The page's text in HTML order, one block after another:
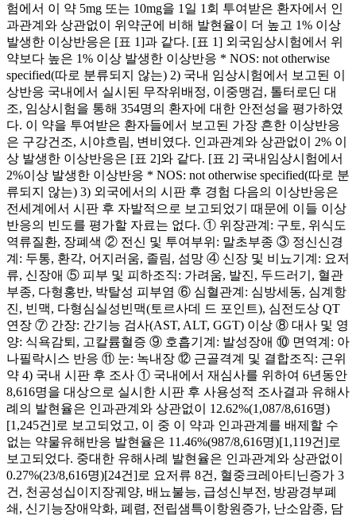
험에서 이 약 5mg 또는 10mg을 1일 1회 투여받은 환자에서 인
과관계와 상관없이 위약군에 비해 발현율이 더 높고 1% 이상
발생한 이상반응은 [표 1]과 같다. [표 1] 외국임상시험에서 위
약보다 높은 1% 이상 발생한 이상반응 * NOS: not otherwise
specified(따로 분류되지 않는) 2) 국내 임상시험에서 보고된 이
상반응 국내에서 실시된 무작위배정, 이중맹검, 톨터로딘 대
조, 임상시험을 통해 354명의 환자에 대한 안전성을 평가하였
다. 이 약을 투여받은 환자들에서 보고된 가장 흔한 이상반응
은 구강건조, 시야흐림, 변비였다. 인과관계와 상관없이 2% 이
상 발생한 이상반응은 [표 2]와 같다. [표 2] 국내임상시험에서
2%이상 발생한 이상반응 * NOS: not otherwise specified(따로 분
류되지 않는) 3) 외국에서의 시판 후 경험 다음의 이상반응은
전세계에서 시판 후 자발적으로 보고되었기 때문에 이들 이상
반응의 빈도를 평가할 자료는 없다. ① 위장관계: 구토, 위식도
역류질환, 장폐색 ② 전신 및 투여부위: 말초부종 ③ 정신신경
계: 두통, 환각, 어지러움, 졸림, 섬망 ④ 신장 및 비뇨기계: 요저
류, 신장애 ⑤ 피부 및 피하조직: 가려움, 발진, 두드러기, 혈관
부종, 다형홍반, 박탈성 피부염 ⑥ 심혈관계: 심방세동, 심계항
진, 빈맥, 다형심실성빈맥(토르사데 드 포인트), 심전도상 QT
연장 ⑦ 간장: 간기능 검사(AST, ALT, GGT) 이상 ⑧ 대사 및 영
양: 식욕감퇴, 고칼륨혈증 ⑨ 호흡기계: 발성장애 ⑩ 면역계: 아
나필락시스 반응 ⑪ 눈: 녹내장 ⑫ 근골격계 및 결합조직: 근위
약 4) 국내 시판 후 조사 ① 국내에서 재심사를 위하여 6년동안
8,616명을 대상으로 실시한 시판 후 사용성적 조사결과 유해사
례의 발현율은 인과관계와 상관없이 12.62%(1,087/8,616명)
[1,245건]로 보고되었고, 이 중 이 약과 인과관계를 배제할 수
없는 약물유해반응 발현율은 11.46%(987/8,616명)[1,119건]로
보고되었다. 중대한 유해사례 발현율은 인과관계와 상관없이
0.27%(23/8,616명)[24건]로 요저류 8건, 혈중크레아티닌증가 3
건, 천공성십이지장궤양, 배뇨불능, 급성신부전, 방광경부폐
쇄, 신기능장애악화, 폐렴, 전립샘특이항원증가, 난소암종, 담